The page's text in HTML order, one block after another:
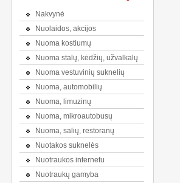
Nakvynė
Nuolaidos, akcijos
Nuoma kostiumų
Nuoma stalų, kėdžių, užvalkalų
Nuoma vestuvinių suknelių
Nuoma, automobilių
Nuoma, limuzinų
Nuoma, mikroautobusų
Nuoma, salių, restoranų
Nuotakos suknelės
Nuotraukos internetu
Nuotraukų gamyba